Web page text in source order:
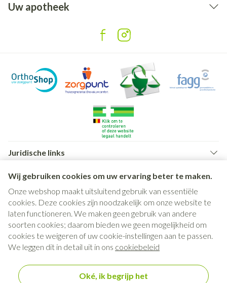
Wij gebruiken cookies om uw ervaring beter te maken.
Onze webshop maakt uitsluitend gebruik van essentiële
cookies. Deze cookies zijn noodzakelijk om onze website te
laten functioneren. We maken geen gebruik van andere
soorten cookies; daarom bieden we geen mogelijkheid om
cookies te weigeren of uw cookie-instellingen aan te passen.
We leggen dit in detail uit in ons cookiebeleid
Oké, ik begrijp het
Uw apotheek
Juridische links